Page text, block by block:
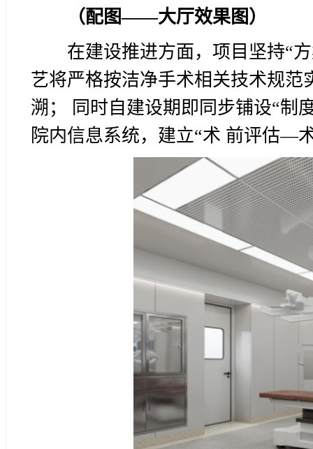
（配图——大厅效果图）
在建设推进方面，项目坚持“
艺将严格按洁净手术相关技术规
溯； 同时自建设期即同步铺设“制
院内信息系统，建立“术 前评估—